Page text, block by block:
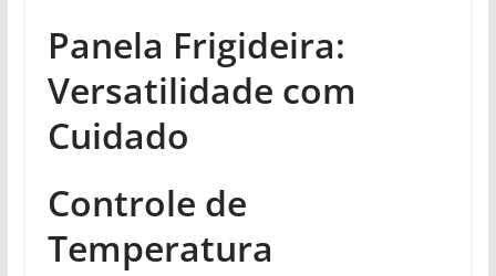
Panela Frigideira:
Versatilidade com
Cuidado
Controle de
Temperatura